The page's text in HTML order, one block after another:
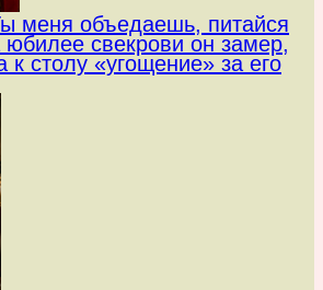
меня объедаешь, питайся
свекрови он замер,
к столу «угощение» за его